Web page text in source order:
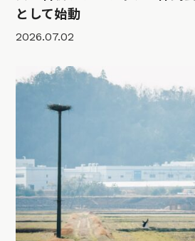
として始動
2026.07.02